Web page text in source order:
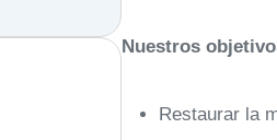
Nuestros
Restaurar la